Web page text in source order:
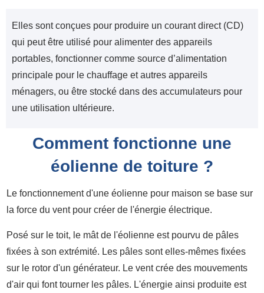
Elles sont conçues pour produire un courant direct (CD)
qui peut être utilisé pour alimenter des appareils
portables, fonctionner comme source d’alimentation
principale pour le chauffage et autres appareils
ménagers, ou être stocké dans des accumulateurs pour
une utilisation ultérieure.
Comment fonctionne une
éolienne de toiture ?
Le fonctionnement d'une éolienne pour maison se base sur
la force du vent pour créer de l'énergie électrique.
Posé sur le toit, le mât de l'éolienne est pourvu de pâles
fixées à son extrémité. Les pâles sont elles-mêmes fixées
sur le rotor d'un générateur. Le vent crée des mouvements
d'air qui font tourner les pâles. L'énergie ainsi produite est